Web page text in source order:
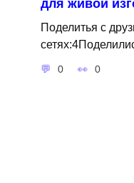
для живой
Поделитья с
0 0